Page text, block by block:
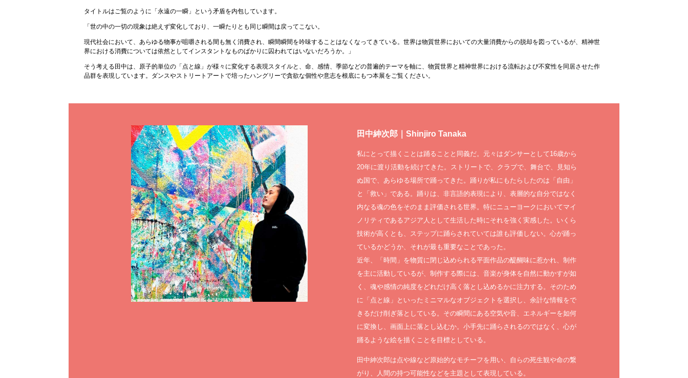
タイトルはご覧のように「永遠の一瞬」という矛盾を内包しています。
「世の中の一切の現象は絶えず変化しており、一瞬たりとも同じ瞬間は戻ってこない。
現代社会において、あらゆる物事が咀嚼される間も無く消費され、瞬間瞬間を吟味することはなくなってきている。世界は物質世界においての大量消費からの脱却を図っているが、精神世
界における消費については依然としてインスタントなものばかりに囚われてはいないだろうか。」
そう考える田中は、原子的単位の「点と線」が様々に変化する表現スタイルと、命、感情、季節などの普遍的テーマを軸に、物質世界と精神世界における流転および不変性を同居させた作
品群を表現しています。ダンスやストリートアートで培ったハングリーで貪欲な個性や意志を根底にもつ本展をご覧ください。
田中紳次郎｜Shinjiro Tanaka
私にとって描くことは踊ることと同義だ。元々はダンサーとして16歳から
20年に渡り活動を続けてきた。ストリートで、クラブで、舞台で、見知ら
ぬ国で、あらゆる場所で踊ってきた。踊りが私にもたらしたのは「自由」
と「救い」である。踊りは、非言語的表現により、表層的な自分ではなく
内なる魂の色をそのまま評価される世界。特にニューヨークにおいてマイ
ノリティであるアジア人として生活した時にそれを強く実感した。いくら
技術が高くとも、ステップに踊らされていては誰も評価しない。心が踊っ
ているかどうか、それが最も重要なことであった。
近年、「時間」を物質に閉じ込められる平面作品の醍醐味に惹かれ、制作
を主に活動しているが、制作する際には、音楽が身体を自然に動かすが如
く、魂や感情の純度をどれだけ高く落とし込めるかに注力する。そのため
に「点と線」といったミニマルなオブジェクトを選択し、余計な情報をで
きるだけ削ぎ落としている。その瞬間にある空気や音、エネルギーを如何
に変換し、画面上に落とし込むか。小手先に踊らされるのではなく、心が
踊るような絵を描くことを目標としている。
田中紳次郎は点や線など原始的なモチーフを用い、自らの死生観や命の繋
がり、人間の持つ可能性などを主題として表現している。